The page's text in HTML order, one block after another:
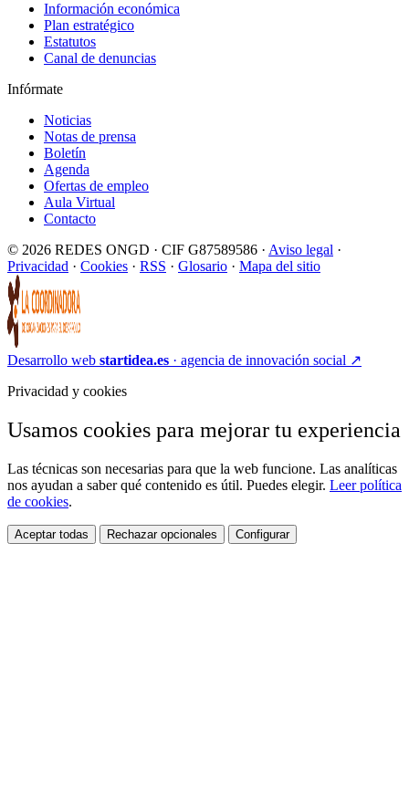
Información económica
Plan estratégico
Estatutos
Canal de denuncias
Infórmate
Noticias
Notas de prensa
Boletín
Agenda
Ofertas de empleo
Aula Virtual
Contacto
© 2026 REDES ONGD · CIF G87589586 · Aviso legal ·
Privacidad · Cookies · RSS · Glosario · Mapa del sitio
Desarrollo web startidea.es · agencia de innovación social ↗
Privacidad y cookies
Usamos cookies para mejorar tu experiencia
Las técnicas son necesarias para que la web funcione. Las analíticas
nos ayudan a saber qué contenido es útil. Puedes elegir. Leer política
de cookies.
Aceptar todas Rechazar opcionales Configurar